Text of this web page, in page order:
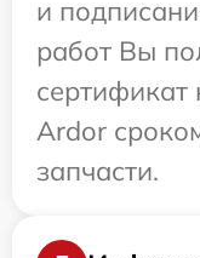
и
работ Вы
сертификат
Ardor
запчасти.